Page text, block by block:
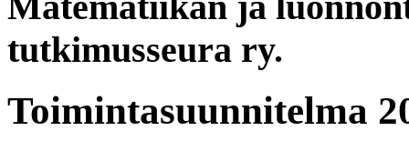
tutkimusseura ry.
Toimintasuunnitelma